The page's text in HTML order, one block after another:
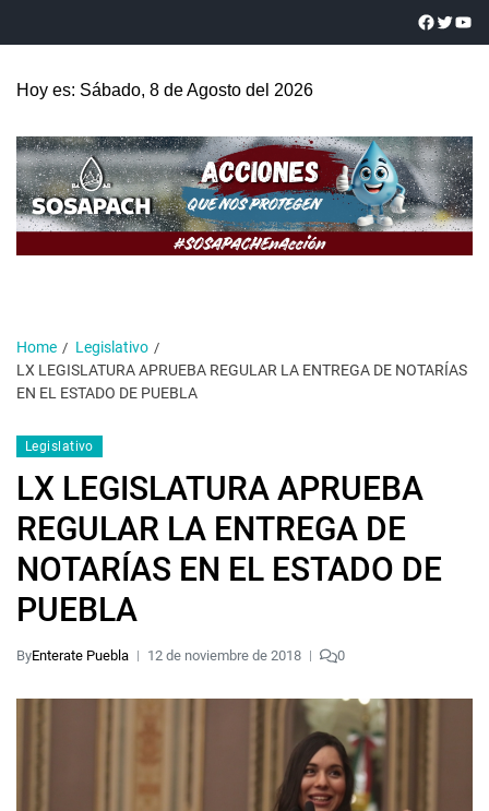
Hoy es: Sábado, 8 de Agosto del 2026
Home
Legislativo
LX LEGISLATURA APRUEBA REGULAR LA ENTREGA DE NOTARÍAS
EN EL ESTADO DE PUEBLA
Legislativo
LX LEGISLATURA APRUEBA
REGULAR LA ENTREGA DE
NOTARÍAS EN EL ESTADO DE
PUEBLA
ByEnterate Puebla 12 de noviembre de 2018 0